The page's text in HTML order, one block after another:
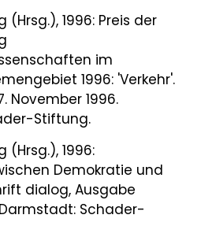
1996: Preis der
im
1996: 'Verkehr'.
November 1996.
Stiftung.
1996:
Demokratie und
dialog, Ausgabe
Schader-